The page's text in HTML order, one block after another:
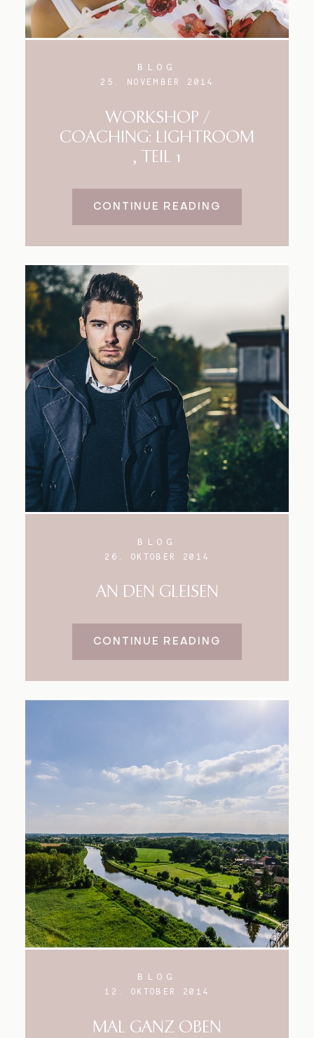
BLOG
25. NOVEMBER 2014
WORKSHOP /
COACHING: LIGHTROOM
, TEIL 1
CONTINUE READING
BLOG
26. OKTOBER 2014
AN DEN GLEISEN
CONTINUE READING
BLOG
12. OKTOBER 2014
MAL GANZ OBEN